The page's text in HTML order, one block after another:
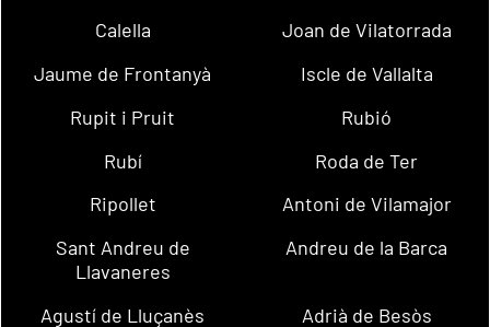
Calella
Joan de Vilatorrada
Jaume de Frontanyà
Iscle de Vallalta
Rupit i Pruit
Rubió
Rubí
Roda de Ter
Ripollet
Antoni de Vilamajor
Sant Andreu de
Llavaneres
Andreu de la Barca
Agustí de Lluçanès
Adrià de Besòs